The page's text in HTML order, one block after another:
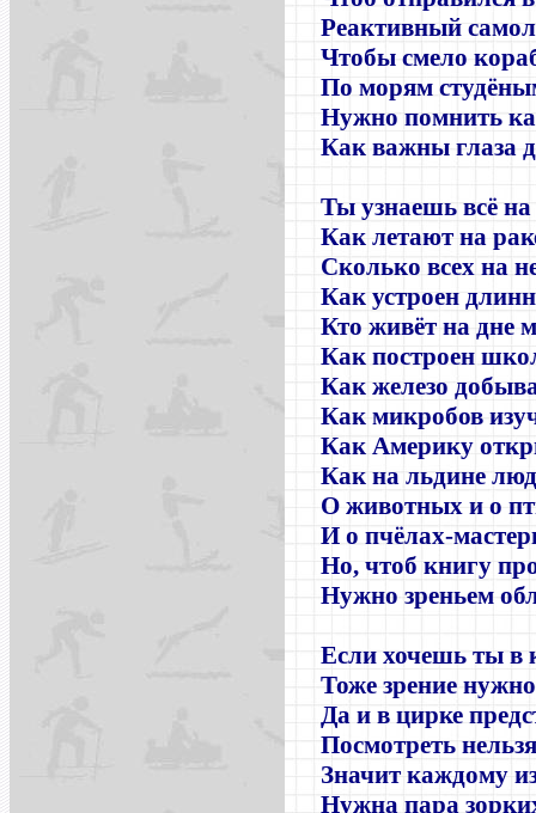
Реактивный
Чтобы смело
По морям
Нужно помнить
Как важны глаза
Ты узнаешь всё на
Как летают на
Сколько всех на
Как устроен
Кто живёт на дне
Как построен
Как железо
Как микробов
Как Америку
Как на льдине
О животных и о
И о пчёлах-
Но, чтоб книгу
Нужно зреньем
Если хочешь ты в
Тоже зрение
Да и в цирке
Посмотреть
Значит каждому
Нужна пара